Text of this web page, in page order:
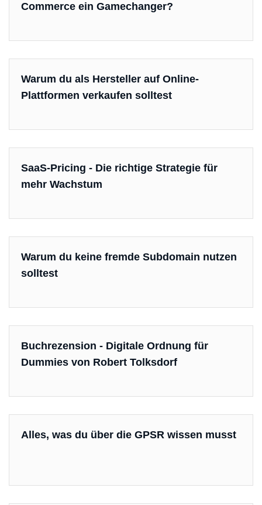
Commerce ein Gamechanger?
Warum du als Hersteller auf Online-
Plattformen verkaufen solltest
SaaS-Pricing - Die richtige Strategie für
mehr Wachstum
Warum du keine fremde Subdomain nutzen
solltest
Buchrezension - Digitale Ordnung für
Dummies von Robert Tolksdorf
Alles, was du über die GPSR wissen musst